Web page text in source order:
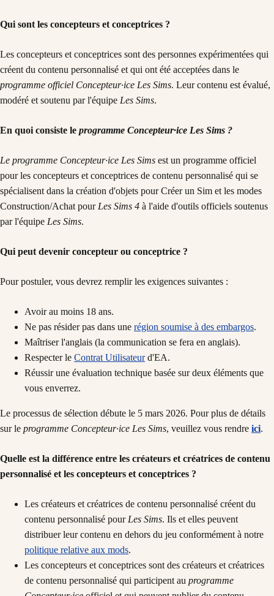
Qui sont les concepteurs et conceptrices ?
Les concepteurs et conceptrices sont des personnes expérimentées qui
créent du contenu personnalisé et qui ont été acceptées dans le
programme officiel Concepteur·ice Les Sims. Leur contenu est évalué,
modéré et soutenu par l'équipe Les Sims.
En quoi consiste le programme Concepteur·ice Les Sims ?
Le programme Concepteur·ice Les Sims est un programme officiel
pour les concepteurs et conceptrices de contenu personnalisé qui se
spécialisent dans la création d'objets pour Créer un Sim et les modes
Construction/Achat pour Les Sims 4 à l'aide d'outils officiels soutenus
par l'équipe Les Sims.
Qui peut devenir concepteur ou conceptrice ?
Pour postuler, vous devrez remplir les exigences suivantes :
Avoir au moins 18 ans.
Ne pas résider pas dans une région soumise à des embargos.
Maîtriser l'anglais (la communication se fera en anglais).
Respecter le Contrat Utilisateurd'EA.
Réussir une évaluation technique basée sur deux éléments que
vous enverrez.
Le processus de sélection débute le 5 mars 2026. Pour plus de détails
sur le programme Concepteur·ice Les Sims, veuillez vous rendre ici.
Quelle est la différence entre les créateurs et créatrices de contenu
personnalisé et les concepteurs et conceptrices ?
Les créateurs et créatrices de contenu personnalisé créent du
contenu personnalisé pour Les Sims. Ils et elles peuvent
distribuer leur contenu en dehors du jeu conformément à notre
politique relative aux mods.
Les concepteurs et conceptrices sont des créateurs et créatrices
de contenu personnalisé qui participent au programme